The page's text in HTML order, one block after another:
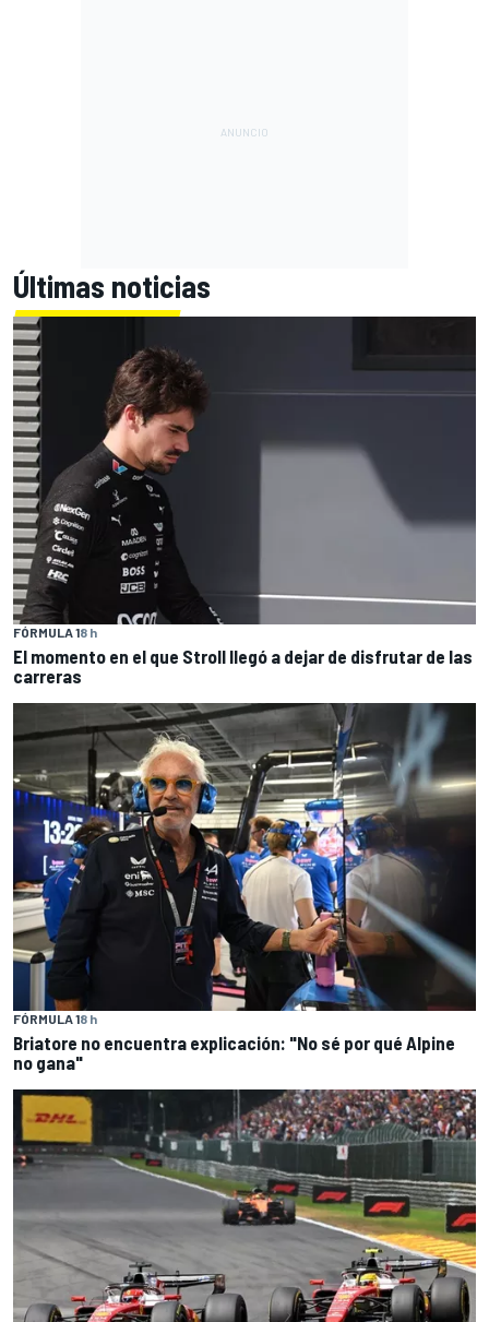
Últimas noticias
FÓRMULA 18 h
El momento en el que Stroll llegó a dejar de disfrutar de las
carreras
FÓRMULA 18 h
Briatore no encuentra explicación: "No sé por qué Alpine
no gana"